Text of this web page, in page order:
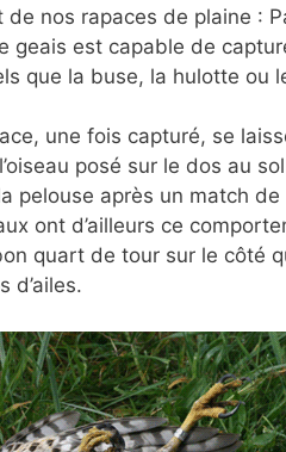
nos rapaces de plaine :
geais est capable de
que la buse, la hulotte ou
une fois capturé, se
posé sur le dos au
pelouse après un match
ont d’ailleurs ce
quart de tour sur le côté
d’ailes.